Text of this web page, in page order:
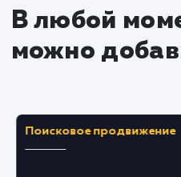
Предоставляет
данные для изучения
аудиторию.